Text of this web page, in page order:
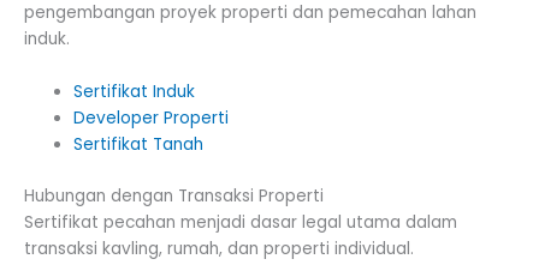
pengembangan proyek properti dan pemecahan lahan
induk.
Sertifikat Induk
Developer Properti
Sertifikat Tanah
Hubungan dengan Transaksi Properti
Sertifikat pecahan menjadi dasar legal utama dalam
transaksi kavling, rumah, dan properti individual.